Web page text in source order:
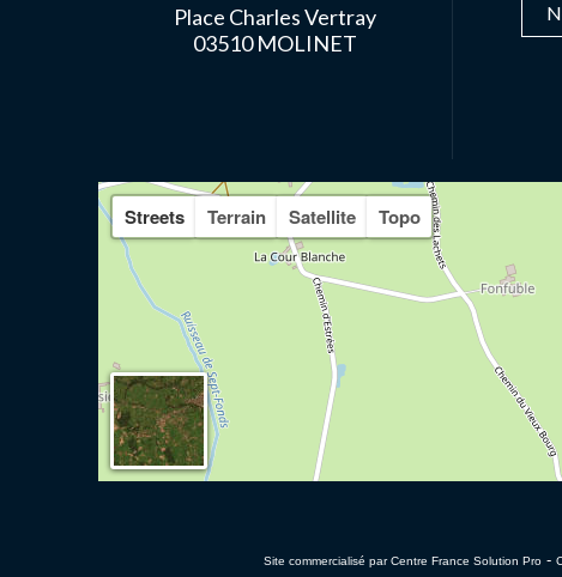
Place Charles Vertray
03510 MOLINET
Streets Terrain Satellite Topo
Site commercialisé par Centre France Solution Pro-